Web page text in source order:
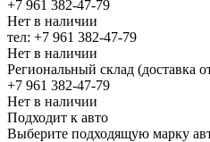
+7 961 382-47-79
Нет в наличии
тел: +7 961 382-47-79
Нет в наличии
Региональный склад (доставка
+7 961 382-47-79
Нет в наличии
Подходит к авто
Выберите подходящую марку